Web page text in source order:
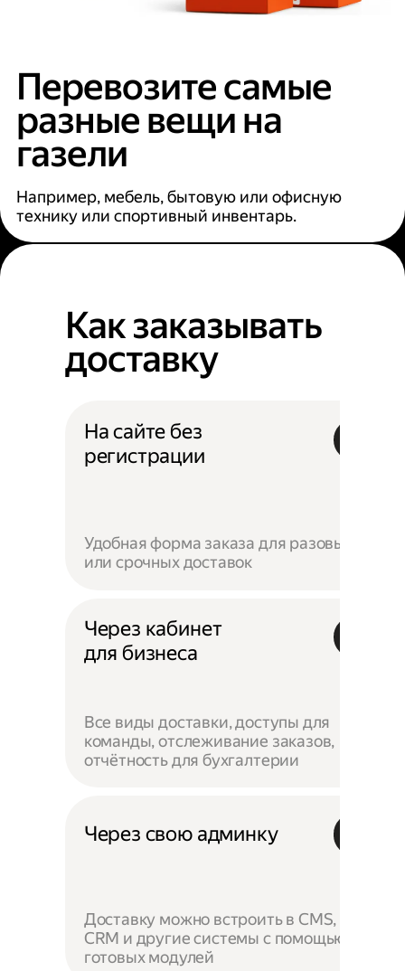
Перевозите самые
разные вещи на
газели
Например, мебель, бытовую или офисную
технику или спортивный инвентарь.
Как заказывать
доставку
На сайте без
регистрации
Удобная форма заказа для разовых
или срочных доставок
Через кабинет
для бизнеса
Все виды доставки, доступы для
команды, отслеживание заказов,
отчётность для бухгалтерии
Через свою админку
Доставку можно встроить в CMS,
CRM и другие системы с помощью
готовых модулей